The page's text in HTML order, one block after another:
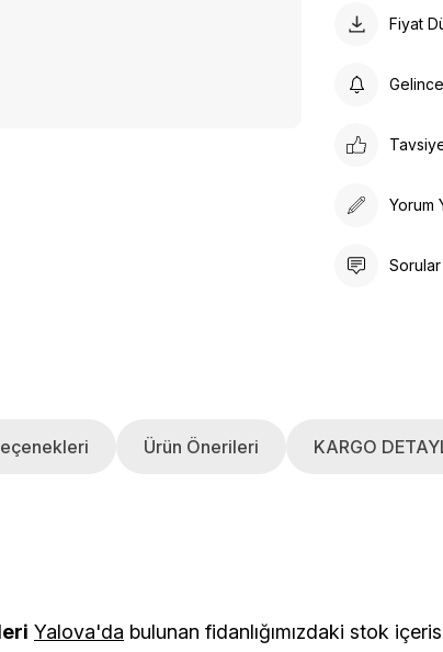
Fiyat
Yorum
Ürün Önerileri KARGO
Yalova'da bulunan fidanlığımızdaki